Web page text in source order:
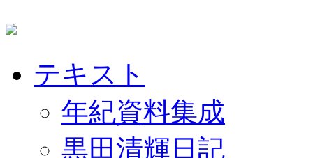
テキスト
年紀資料集成
黒田清輝日記